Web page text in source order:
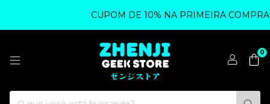
CUPOM DE 10% NA PRIMEIRA COMPRA -
0